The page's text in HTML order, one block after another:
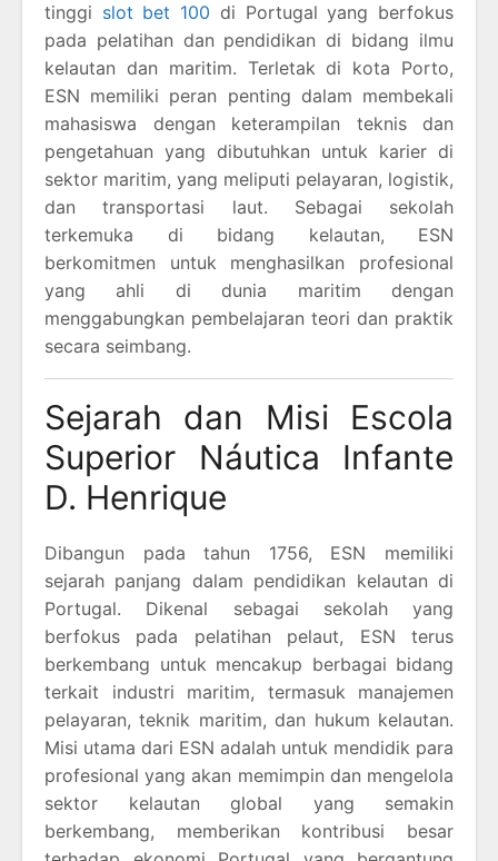
tinggi slot bet 100 di Portugal yang berfokus
pada pelatihan dan pendidikan di bidang ilmu
kelautan dan maritim. Terletak di kota Porto,
ESN memiliki peran penting dalam membekali
mahasiswa dengan keterampilan teknis dan
pengetahuan yang dibutuhkan untuk karier di
sektor maritim, yang meliputi pelayaran, logistik,
dan transportasi laut. Sebagai sekolah
terkemuka di bidang kelautan, ESN
berkomitmen untuk menghasilkan profesional
yang ahli di dunia maritim dengan
menggabungkan pembelajaran teori dan praktik
secara seimbang.
Sejarah dan Misi Escola
Superior Náutica Infante
D. Henrique
Dibangun pada tahun 1756, ESN memiliki
sejarah panjang dalam pendidikan kelautan di
Portugal. Dikenal sebagai sekolah yang
berfokus pada pelatihan pelaut, ESN terus
berkembang untuk mencakup berbagai bidang
terkait industri maritim, termasuk manajemen
pelayaran, teknik maritim, dan hukum kelautan.
Misi utama dari ESN adalah untuk mendidik para
profesional yang akan memimpin dan mengelola
sektor kelautan global yang semakin
berkembang, memberikan kontribusi besar